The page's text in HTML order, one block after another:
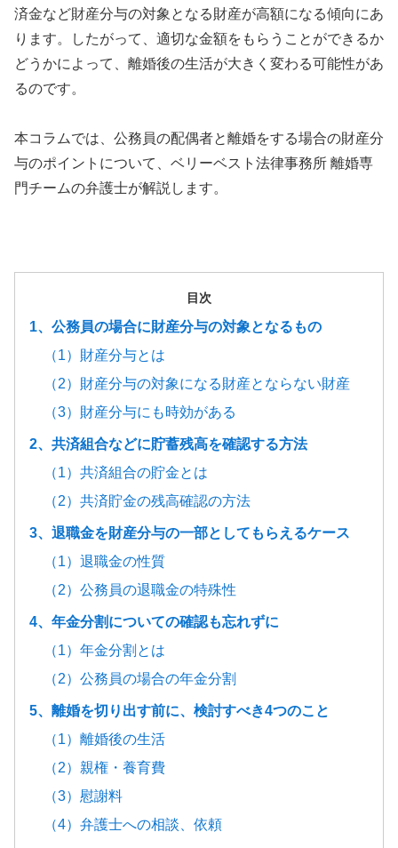
済金など財産分与の対象となる財産が高額になる傾向にあ
ります。したがって、適切な金額をもらうことができるか
どうかによって、離婚後の生活が大きく変わる可能性があ
るのです。
本コラムでは、公務員の配偶者と離婚をする場合の財産分
与のポイントについて、ベリーベスト法律事務所 離婚専
門チームの弁護士が解説します。
目次
1、公務員の場合に財産分与の対象となるもの
（1）財産分与とは
（2）財産分与の対象になる財産とならない財産
（3）財産分与にも時効がある
2、共済組合などに貯蓄残高を確認する方法
（1）共済組合の貯金とは
（2）共済貯金の残高確認の方法
3、退職金を財産分与の一部としてもらえるケース
（1）退職金の性質
（2）公務員の退職金の特殊性
4、年金分割についての確認も忘れずに
（1）年金分割とは
（2）公務員の場合の年金分割
5、離婚を切り出す前に、検討すべき4つのこと
（1）離婚後の生活
（2）親権・養育費
（3）慰謝料
（4）弁護士への相談、依頼